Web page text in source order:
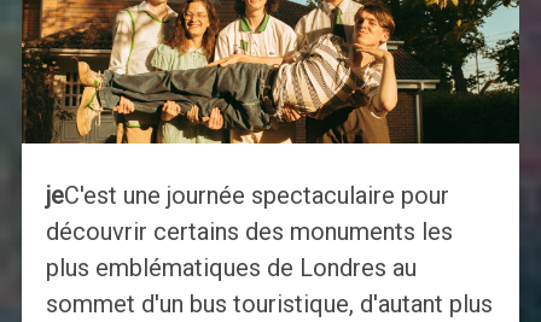
jeC'est une journée spectaculaire pour
découvrir certains des monuments les
plus emblématiques de Londres au
sommet d'un bus touristique, d'autant plus